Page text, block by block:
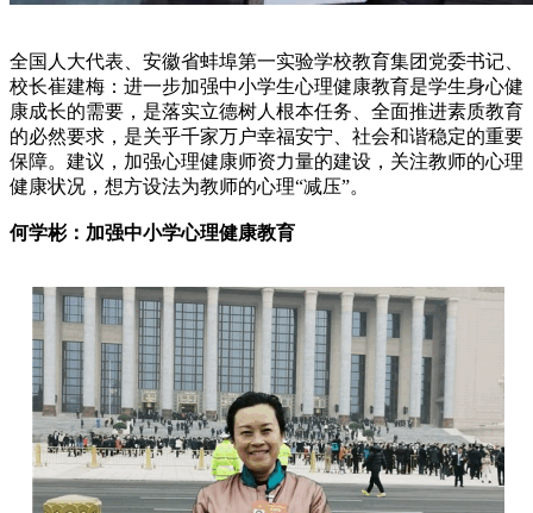
全国人大代表、安徽省蚌埠第一实验学校教育集团党委书记、
校长崔建梅：进一步加强中小学生心理健康教育是学生身心健
康成长的需要，是落实立德树人根本任务、全面推进素质教育
的必然要求，是关乎千家万户幸福安宁、社会和谐稳定的重要
保障。建议，加强心理健康师资力量的建设，关注教师的心理
健康状况，想方设法为教师的心理“减压”。
何学彬：加强中小学心理健康教育